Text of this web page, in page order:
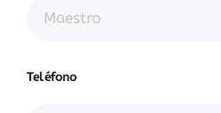
Teléfono